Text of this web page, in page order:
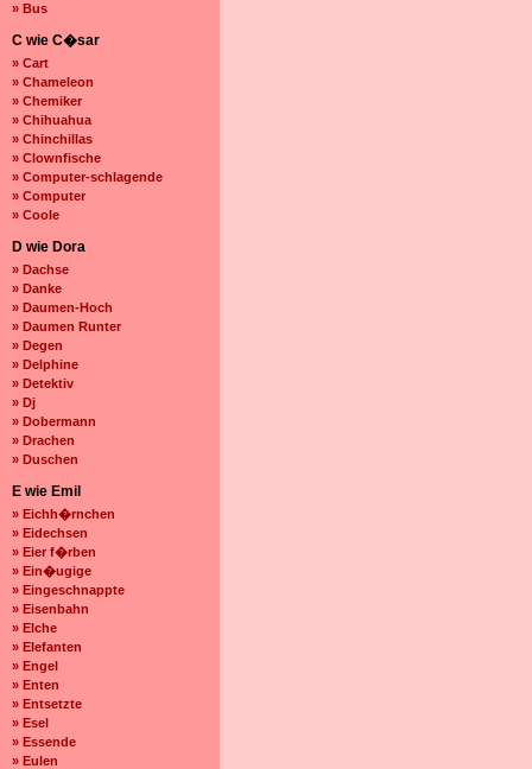
» Bus
C wie C�sar
» Cart
» Chameleon
» Chemiker
» Chihuahua
» Chinchillas
» Clownfische
» Computer-schlagende
» Computer
» Coole
D wie Dora
» Dachse
» Danke
» Daumen-Hoch
» Daumen Runter
» Degen
» Delphine
» Detektiv
» Dj
» Dobermann
» Drachen
» Duschen
E wie Emil
» Eichh�rnchen
» Eidechsen
» Eier f�rben
» Ein�ugige
» Eingeschnappte
» Eisenbahn
» Elche
» Elefanten
» Engel
» Enten
» Entsetzte
» Esel
» Essende
» Eulen